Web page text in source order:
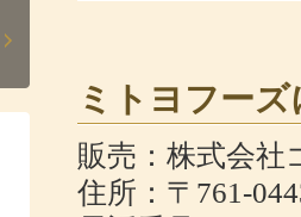
ミトヨフー
販売：株式会社
住所：〒761-